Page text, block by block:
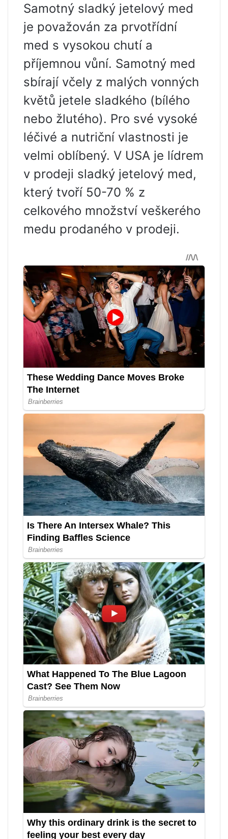
Samotný sladký jetelový med
je považován za prvotřídní
med s vysokou chutí a
příjemnou vůní. Samotný med
sbírají včely z malých vonných
květů jetele sladkého (bílého
nebo žlutého). Pro své vysoké
léčivé a nutriční vlastnosti je
velmi oblíbený. V USA je lídrem
v prodeji sladký jetelový med,
který tvoří 50-70 % z
celkového množství veškerého
medu prodaného v prodeji.